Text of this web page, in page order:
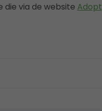
via de website Adopt